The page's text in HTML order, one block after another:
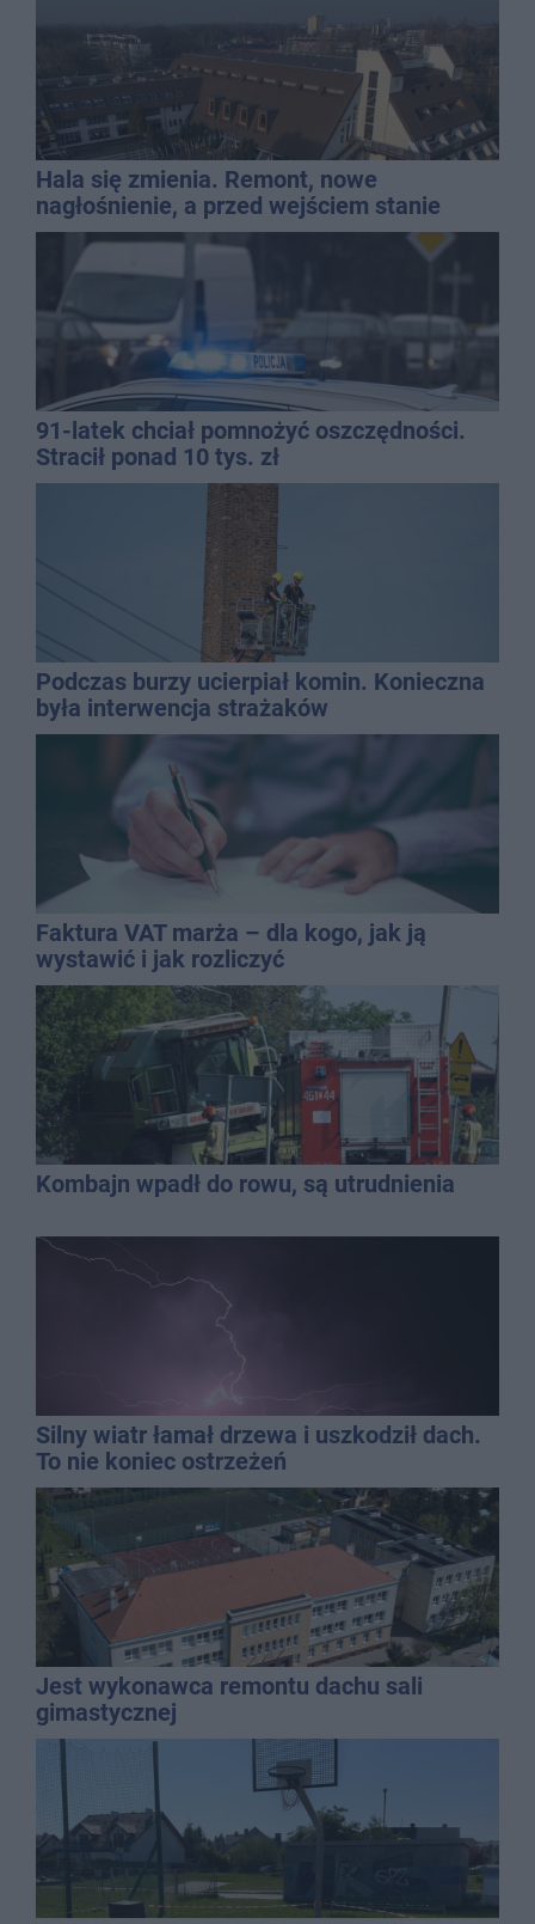
Hala się zmienia. Remont, nowe
nagłośnienie, a przed wejściem stanie
QEMETICA ARENA
91-latek chciał pomnożyć oszczędności.
Stracił ponad 10 tys. zł
Podczas burzy ucierpiał komin. Konieczna
była interwencja strażaków
Faktura VAT marża – dla kogo, jak ją
wystawić i jak rozliczyć
Kombajn wpadł do rowu, są utrudnienia
Silny wiatr łamał drzewa i uszkodził dach.
To nie koniec ostrzeżeń
Jest wykonawca remontu dachu sali
gimastycznej